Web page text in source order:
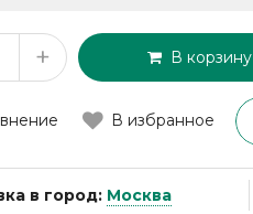
+ В корзину
В избранное
в город: Москва